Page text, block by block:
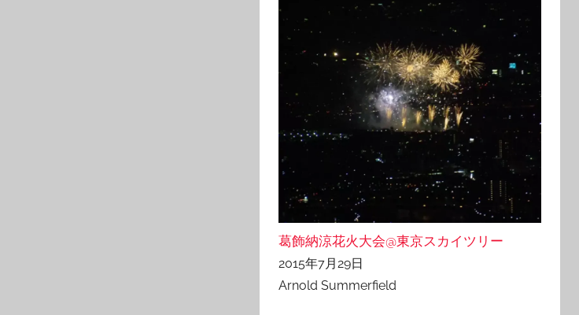
葛飾納涼花火大会@東京スカイツリー
2015年7月29日
Arnold Summerfield